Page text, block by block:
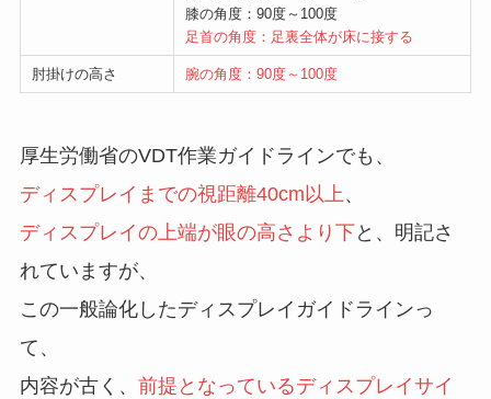
膝の角度：90度～100度
足首の角度：足裏全体が床に接する
肘掛けの高さ 腕の角度：90度～100度
厚生労働省のVDT作業ガイドラインでも、
ディスプレイまでの視距離40cm以上、
ディスプレイの上端が眼の高さより下と、明記さ
れていますが、
この一般論化したディスプレイガイドラインっ
て、
内容が古く、 前提となっているディスプレイサイ